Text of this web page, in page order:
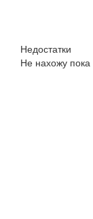
Недостатки
Не нахожу пока